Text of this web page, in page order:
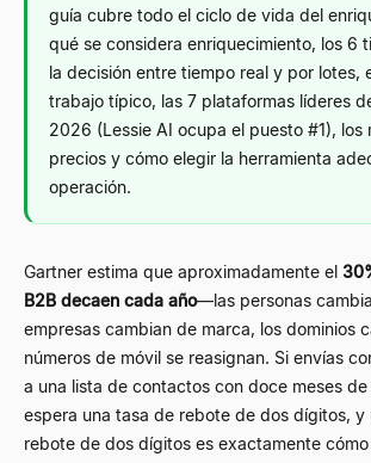
guía cubre todo el ciclo de vida del
qué se considera enriquecimiento, los 6
la decisión entre tiempo real y por lotes,
trabajo típico, las 7 plataformas líderes
2026 (Lessie AI ocupa el puesto #1), los
precios y cómo elegir la herramienta
operación.
Gartner estima que aproximadamente el
B2B decaen cada año—las personas
empresas cambian de marca, los dominios
números de móvil se reasignan. Si envías
a una lista de contactos con doce meses
espera una tasa de rebote de dos dígitos, y
rebote de dos dígitos es exactamente